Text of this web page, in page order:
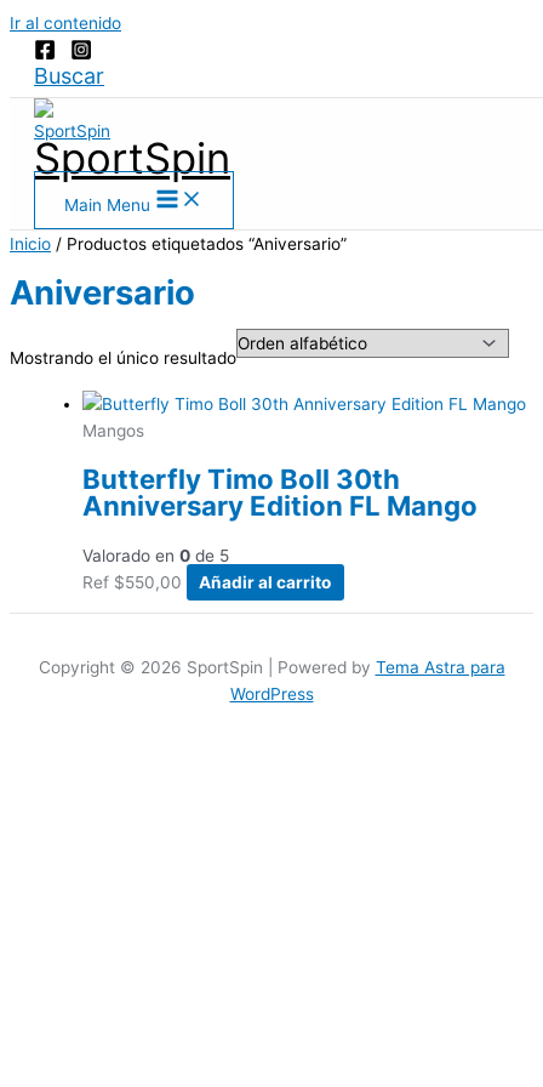
Ir al contenido
Buscar
SportSpin
Main Menu
Inicio / Productos etiquetados “Aniversario”
Aniversario
Mostrando el único resultado
Mangos
Butterfly Timo Boll 30th
Anniversary Edition FL Mango
Valorado en 0 de 5
Ref $550,00 Añadir al carrito
Copyright © 2026 SportSpin | Powered by Tema Astra para
WordPress